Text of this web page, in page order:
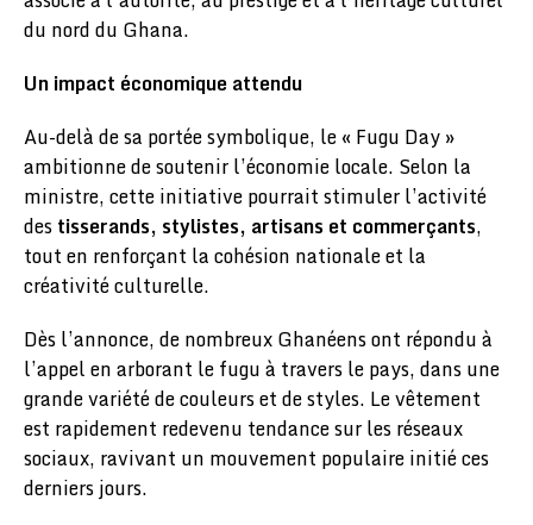
du nord du Ghana.
Un impact économique attendu
Au-delà de sa portée symbolique, le « Fugu Day »
ambitionne de soutenir l’économie locale. Selon la
ministre, cette initiative pourrait stimuler l’activité
destisserands, stylistes, artisans et commerçants,
tout en renforçant la cohésion nationale et la
créativité culturelle.
Dès l’annonce, de nombreux Ghanéens ont répondu à
l’appel en arborant le fugu à travers le pays, dans une
grande variété de couleurs et de styles. Le vêtement
est rapidement redevenu tendance sur les réseaux
sociaux, ravivant un mouvement populaire initié ces
derniers jours.